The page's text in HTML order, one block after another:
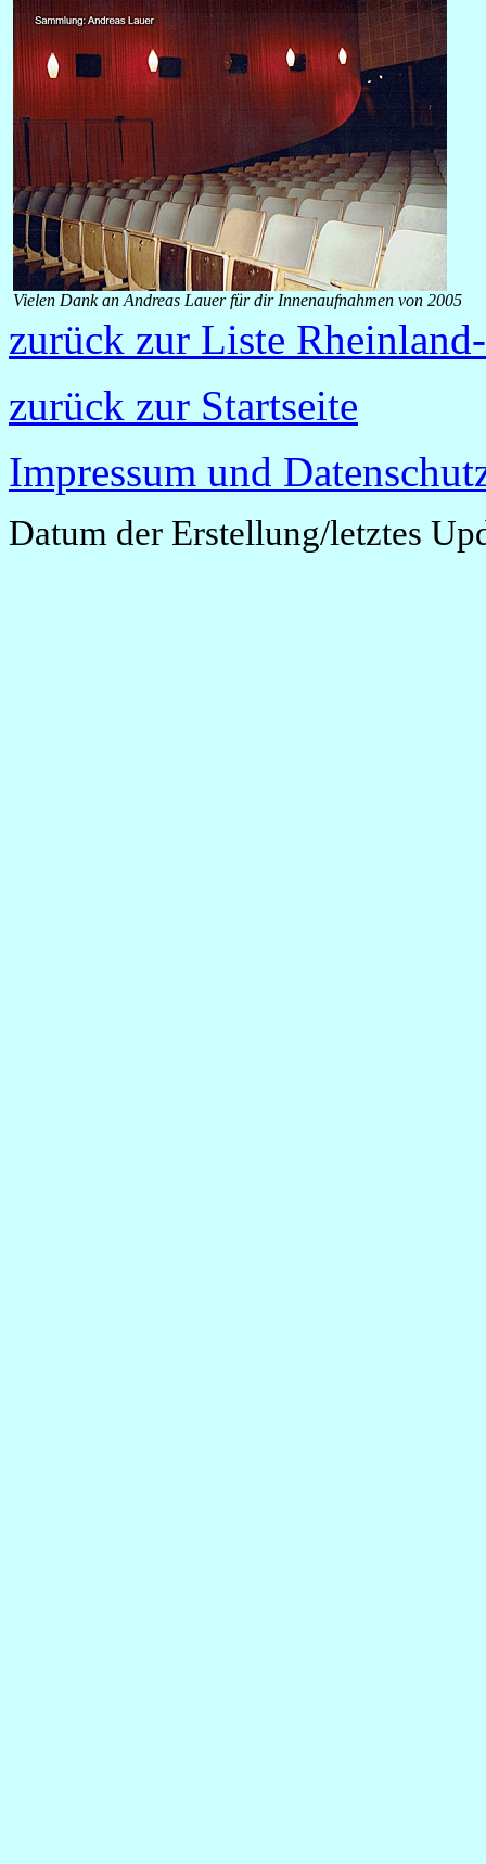
Vielen Dank an Andreas Lauer für dir Innenaufnahmen von 2005
zurück zur Liste
zurück zur Startseite
Impressum und
Datum der Erstellung/letztes